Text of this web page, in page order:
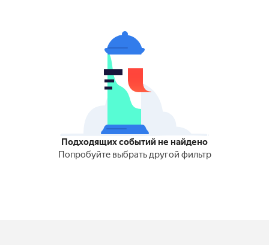
Подходящих событий не найдено
Попробуйте выбрать другой фильтр